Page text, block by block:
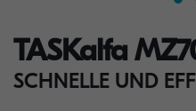
TASKalfa
SCHNELLE UND